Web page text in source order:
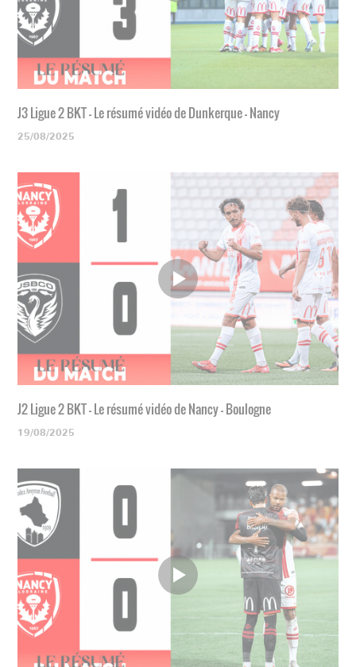
J3 Ligue 2 BKT - Le résumé vidéo de Dunkerque - Nancy
25/08/2025
J2 Ligue 2 BKT - Le résumé vidéo de Nancy - Boulogne
19/08/2025